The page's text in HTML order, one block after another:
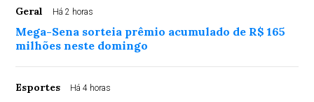
Geral Há 2 horas
Mega-Sena sorteia prêmio acumulado de R$ 165
milhões neste domingo
Esportes Há 4 horas